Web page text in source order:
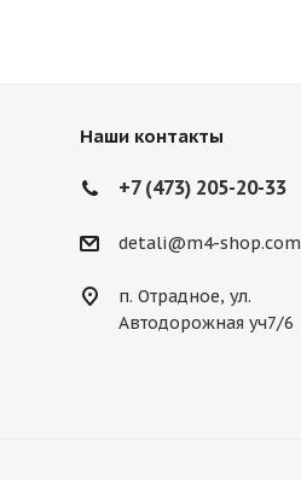
Наши контакты
+7 (473) 205-20-33
detali@m4-shop.com
п. Отрадное, ул.
Автодорожная уч7/6